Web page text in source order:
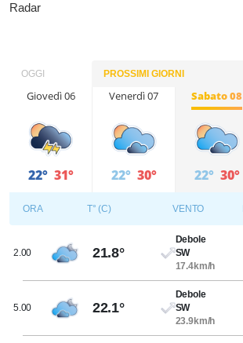
Radar
OGGI PROSSIMI GIORNI
Giovedì 06
22° 31°
Venerdì 07
22° 30°
Sabato 08
22° 30°
ORA T° (C) VENTO
2.00 21.8°
Debole
SW
17.4km/h
5.00 22.1°
Debole
SW
23.9km/h